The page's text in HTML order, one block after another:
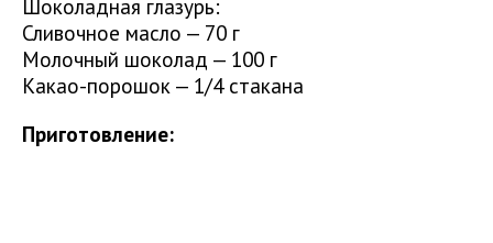
Шоколадная глазурь:
Сливочное масло — 70 г
Молочный шоколад — 100 г
Какао-порошок — 1/4 стакана
Приготовление: